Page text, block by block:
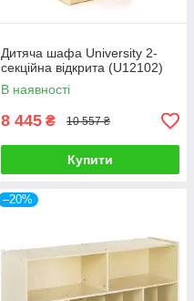
Дитяча шафа University 2-
секційна відкрита (U12102)
В наявності
8 445 ₴ 10 557 ₴
Купити
–20%